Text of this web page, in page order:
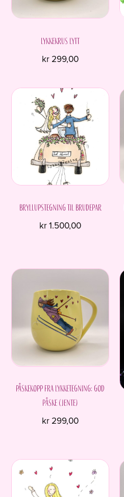
Lykkekrus LYTT
kr 299,00
Bryllupstegning til brudepar
kr1.500,00
Påskekopp fra Lykketegning: God
påske (Jente)
kr 299,00